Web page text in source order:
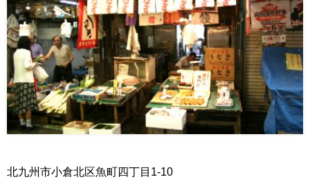
北九州市小倉北区魚町四丁目1-10